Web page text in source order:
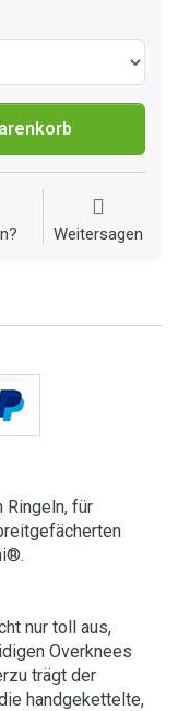
Weitersagen
Ringeln, für
nur toll aus,
Overknees
trägt der
handgekettelte,